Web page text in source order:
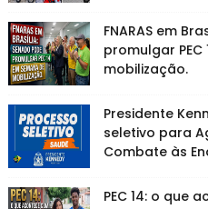
FNARAS em
promulgar
mobilização.
Presidente
seletivo para
Combate às
PEC 14: o que